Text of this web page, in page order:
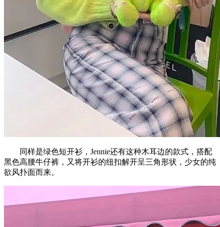
同样是绿色短开衫，Jennie还有这种木耳边的款式，搭配
黑色高腰牛仔裤，又将开衫的纽扣解开呈三角形状，少女的纯
欲风扑面而来。